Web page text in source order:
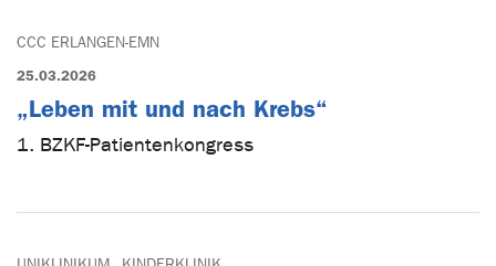
CCC ERLANGEN-EMN
25.03.2026
„Leben mit und nach Krebs“
1. BZKF-Patientenkongress